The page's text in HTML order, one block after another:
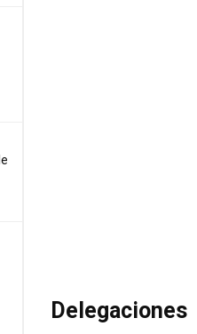
Delegaciones